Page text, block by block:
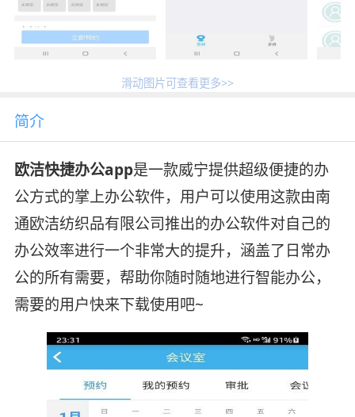
滑动图片可查看更多>>
简介
欧洁快捷办公app是一款威宁提供超级便捷的办
公方式的掌上办公软件，用户可以使用这款由南
通欧洁纺织品有限公司推出的办公软件对自己的
办公效率进行一个非常大的提升，涵盖了日常办
公的所有需要，帮助你随时随地进行智能办公，
需要的用户快来下载使用吧~